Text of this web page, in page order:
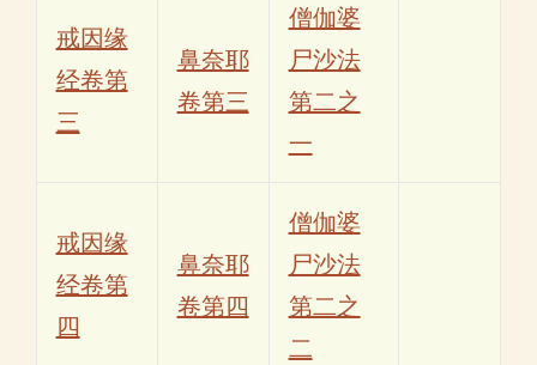
戒因缘
经卷第
三
鼻奈耶
卷第三
僧伽婆
尸沙法
第二之
一
戒因缘
经卷第
四
鼻奈耶
卷第四
僧伽婆
尸沙法
第二之
二